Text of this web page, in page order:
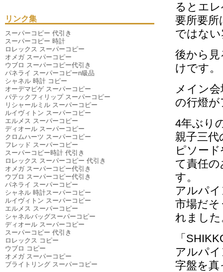
2025年04月
2025年01月（3件）
2024年12月（6件）
2024年11月（10件）
2024年10月（2件）
2024年09月（1件）
2024年08月（5件）
2024年07月 （6件）
2024年06月 （3件）
2024年05月（2件）
2024年04月（1件）
2024年03月 （3件）
2023年11月（1件）
2020年07月（1件）
2019年09月 （1件）
2019年01月（1件）
2018年07月（1件）
2018年01月（1件）
2016年12月（1件）
2016年06月（1件）
2015年12月（1件）
2015年07月 （1件）
リンク集
スーパーコピー 代引き
スーパーコピー 時計
ロレックス スーパーコピー
オメガ スーパーコピー
ウブロ スーパーコピー代引き
パネライ スーパーコピーn級品
シャネル 時計 コピー
オーデマピゲ スーパーコピー
パテックフィリップ スーパーコピー
リシャールミル スーパーコピー
ルイヴィトン スーパーコピー
エルメス スーパーコピー
ディオール スーパーコピー
クロムハーツ スーパーコピー
フレッド スーパーコピー
スーパーコピー時計 代引き
ロレックス スーパーコピー 代引き
オメガ スーパーコピー代引き
ウブロ スーパーコピー代引き
パネライ スーパーコピー
シャネル 時計スーパーコピー
ルイヴィトン スーパーコピー
エルメス スーパーコピー
シャネルバッグスーパーコピー
ディオール スーパーコピー
スーパーコピー 代引き
ロレックス コピー
ウブロ コピー
オメガ スーパーコピー
ブライトリング スーパーコピー
るとエ
要所要
ではな
後から
けです。
メイン
の行燈
4年ぶり
親子三
ピソー
て責任
す。
アルパ
市場だ
れました
「
アルパ
字盤を